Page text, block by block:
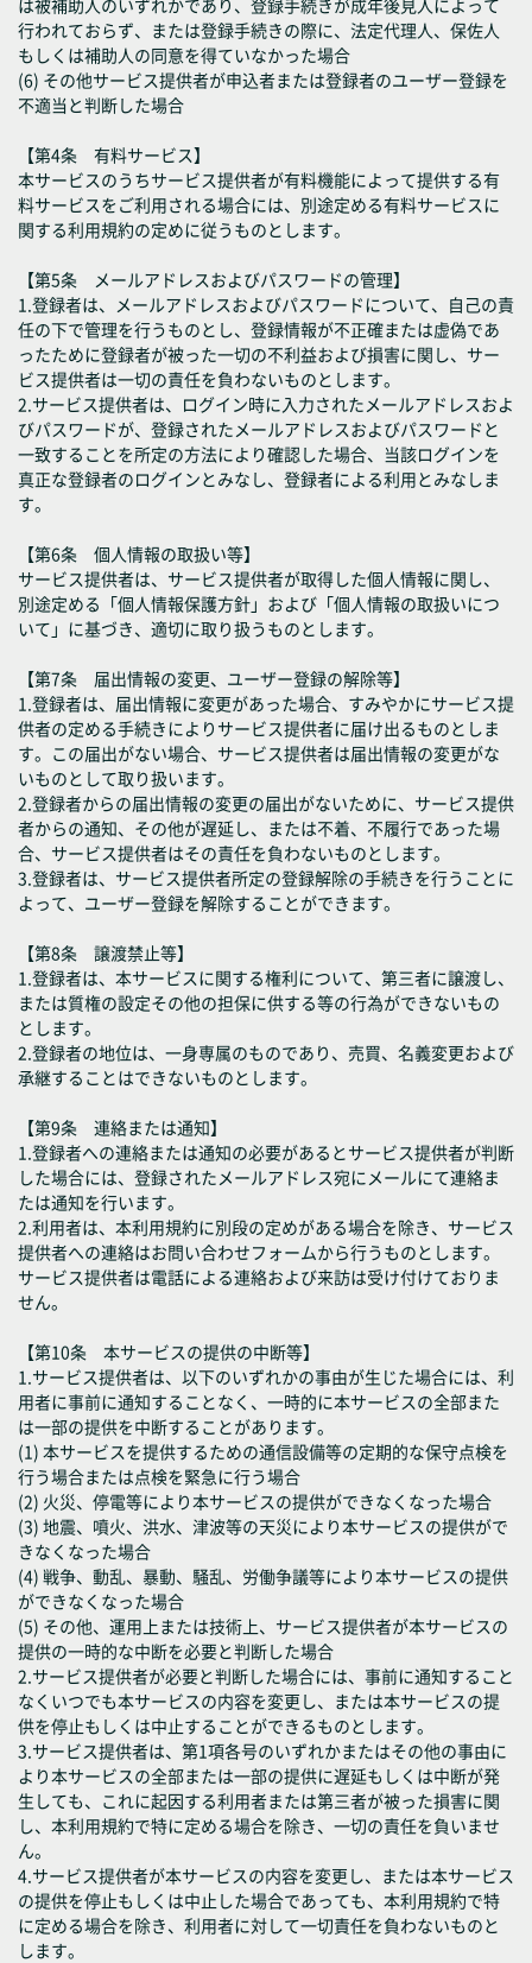
は被補助人のいずれかであり、登録手続きが成年後見人によって
行われておらず、または登録手続きの際に、法定代理人、保佐人
もしくは補助人の同意を得ていなかった場合
(6) その他サービス提供者が申込者または登録者のユーザー登録を
不適当と判断した場合
【第4条 有料サービス】
本サービスのうちサービス提供者が有料機能によって提供する有
料サービスをご利用される場合には、別途定める有料サービスに
関する利用規約の定めに従うものとします。
【第5条 メールアドレスおよびパスワードの管理】
1.登録者は、メールアドレスおよびパスワードについて、自己の責
任の下で管理を行うものとし、登録情報が不正確または虚偽であ
ったために登録者が被った一切の不利益および損害に関し、サー
ビス提供者は一切の責任を負わないものとします。
2.サービス提供者は、ログイン時に入力されたメールアドレスおよ
びパスワードが、登録されたメールアドレスおよびパスワードと
一致することを所定の方法により確認した場合、当該ログインを
真正な登録者のログインとみなし、登録者による利用とみなしま
す。
【第6条 個人情報の取扱い等】
サービス提供者は、サービス提供者が取得した個人情報に関し、
別途定める「個人情報保護方針」および「個人情報の取扱いにつ
いて」に基づき、適切に取り扱うものとします。
【第7条 届出情報の変更、ユーザー登録の解除等】
1.登録者は、届出情報に変更があった場合、すみやかにサービス提
供者の定める手続きによりサービス提供者に届け出るものとしま
す。この届出がない場合、サービス提供者は届出情報の変更がな
いものとして取り扱います。
2.登録者からの届出情報の変更の届出がないために、サービス提供
者からの通知、その他が遅延し、または不着、不履行であった場
合、サービス提供者はその責任を負わないものとします。
3.登録者は、サービス提供者所定の登録解除の手続きを行うことに
よって、ユーザー登録を解除することができます。
【第8条 譲渡禁止等】
1.登録者は、本サービスに関する権利について、第三者に譲渡し、
または質権の設定その他の担保に供する等の行為ができないもの
とします。
2.登録者の地位は、一身専属のものであり、売買、名義変更および
承継することはできないものとします。
【第9条 連絡または通知】
1.登録者への連絡または通知の必要があるとサービス提供者が判断
した場合には、登録されたメールアドレス宛にメールにて連絡ま
たは通知を行います。
2.利用者は、本利用規約に別段の定めがある場合を除き、サービス
提供者への連絡はお問い合わせフォームから行うものとします。
サービス提供者は電話による連絡および来訪は受け付けておりま
せん。
【第10条 本サービスの提供の中断等】
1.サービス提供者は、以下のいずれかの事由が生じた場合には、利
用者に事前に通知することなく、一時的に本サービスの全部また
は一部の提供を中断することがあります。
(1) 本サービスを提供するための通信設備等の定期的な保守点検を
行う場合または点検を緊急に行う場合
(2) 火災、停電等により本サービスの提供ができなくなった場合
(3) 地震、噴火、洪水、津波等の天災により本サービスの提供がで
きなくなった場合
(4) 戦争、動乱、暴動、騒乱、労働争議等により本サービスの提供
ができなくなった場合
(5) その他、運用上または技術上、サービス提供者が本サービスの
提供の一時的な中断を必要と判断した場合
2.サービス提供者が必要と判断した場合には、事前に通知すること
なくいつでも本サービスの内容を変更し、または本サービスの提
供を停止もしくは中止することができるものとします。
3.サービス提供者は、第1項各号のいずれかまたはその他の事由に
より本サービスの全部または一部の提供に遅延もしくは中断が発
生しても、これに起因する利用者または第三者が被った損害に関
し、本利用規約で特に定める場合を除き、一切の責任を負いませ
ん。
4.サービス提供者が本サービスの内容を変更し、または本サービス
の提供を停止もしくは中止した場合であっても、本利用規約で特
に定める場合を除き、利用者に対して一切責任を負わないものと
します。